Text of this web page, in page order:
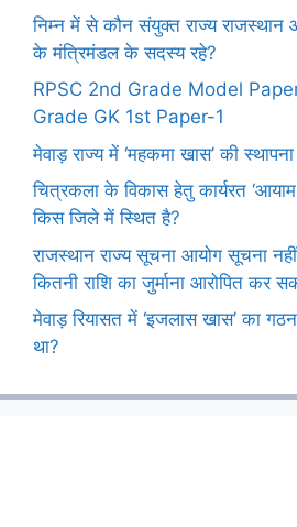
निम्न में से कौन संयुक्त राज्य राजस्थान
के मंत्रिमंडल के सदस्य रहे?
RPSC 2nd Grade Model
Grade GK 1st Paper-1
मेवाड़ राज्य में ‘महकमा खास’ की
चित्रकला के विकास हेतु कार्यरत
किस जिले में स्थित है?
राजस्थान राज्य सूचना आयोग सूचना
कितनी राशि का जुर्माना आरोपित कर
मेवाड़ रियासत में ‘इजलास खास’ का गठन
था?